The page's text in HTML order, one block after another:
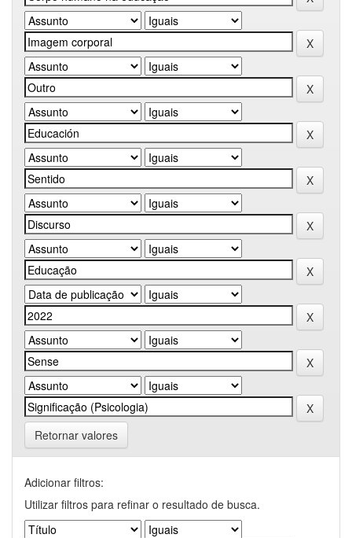
Retornar valores
Adicionar filtros:
Utilizar filtros para refinar o resultado de busca.